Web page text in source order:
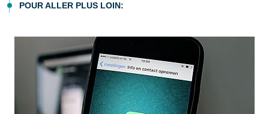
POUR ALLER PLUS LOIN: